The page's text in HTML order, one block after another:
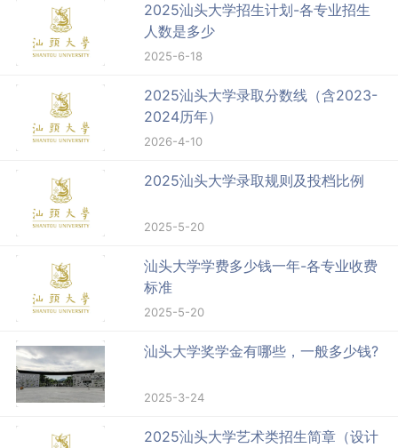
2025汕头大学招生计划-各专业招生
人数是多少
2025-6-18
2025汕头大学录取分数线（含2023-
2024历年）
2026-4-10
2025汕头大学录取规则及投档比例
2025-5-20
汕头大学学费多少钱一年-各专业收费
标准
2025-5-20
汕头大学奖学金有哪些，一般多少钱?
2025-3-24
2025汕头大学艺术类招生简章（设计